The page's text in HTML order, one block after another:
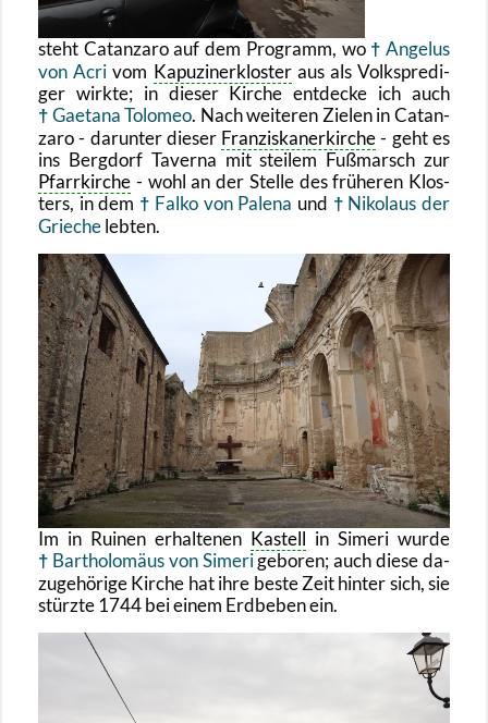
steht Ca­t­an­za­ro auf dem Pro­gramm, wo
An­ge­lus
von Acri vom Ka­pu­zi­ner­klos­teraus als Volks­pre­di­
ger wirk­te; in die­ser Kir­che ent­de­cke ich auch
Gae­ta­na To­lo­meo. Nach wei­te­ren Zie­len in Ca­t­an­
za­ro - dar­un­ter die­ser Fran­zis­ka­ner­kir­che- geht es
ins Berg­dorf Ta­ver­na mit stei­lem Fu­ß­marsch zur
Pfarr­kir­che - wohl an der Stel­le des frü­he­ren Klos­
ters, in dem
Falko von Pa­le­na und
Ni­ko­laus der
Grie­cheleb­ten.
Im in Rui­nen er­hal­te­nen Kas­tell in Si­me­ri wurde
Bar­tho­lo­mä­us von Si­me­rige­bo­ren; auch diese da­
zu­ge­hö­ri­ge Kir­che hat ihre beste Zeit hin­ter sich, sie
stürz­te 1744 bei einem Erd­be­ben ein.